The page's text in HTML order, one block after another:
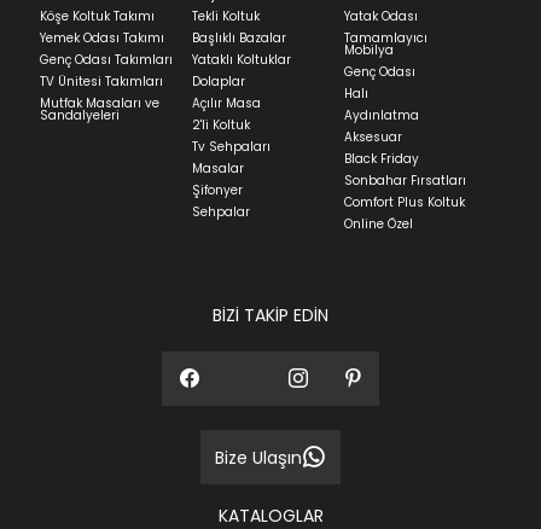
Yatak siparişlerinizin teslim süresi yaşadığınız şehre
ve ürünün stok durumuna göre ortalama 5-24 iş
günüdür.
Panel ve Döşeme grubu ürün siparişlerinizin teslim
süresi yaşadığınız şehre ve ürünün stok durumuna
göre ortalama 30-45 iş günüdür.
Siparişlerim bölümünden sürecinizi takip edebilirsiniz.
Sıkça Sorulan Sorularbölümünü ziyaret
Köşe Koltuk Takımı
Yemek Odası Takımı
Genç Odası Takımları
TV Ünitesi Takımları
Mutfak Masaları ve
Sandalyeleri
Tekli Koltuk
Başlıklı Bazalar
Yataklı Koltuklar
Dolaplar
Açılır Masa
2'li Koltuk
Tv Sehpaları
Masalar
Şifonyer
Sehpalar
Yatak Odası
Tamamlayıcı
Mobilya
Genç Odası
Halı
Aydınlatma
Aksesuar
Black Friday
Sonbahar Fırsatları
Comfort Plus Koltuk
Online Özel
BİZİ TAKİP EDİN
Bize Ulaşın
KATALOGLAR